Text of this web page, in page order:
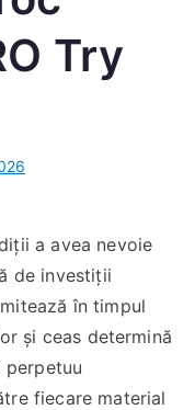
Try
a avea nevoie
de investiții
în timpul
și ceas determină
fiecare material